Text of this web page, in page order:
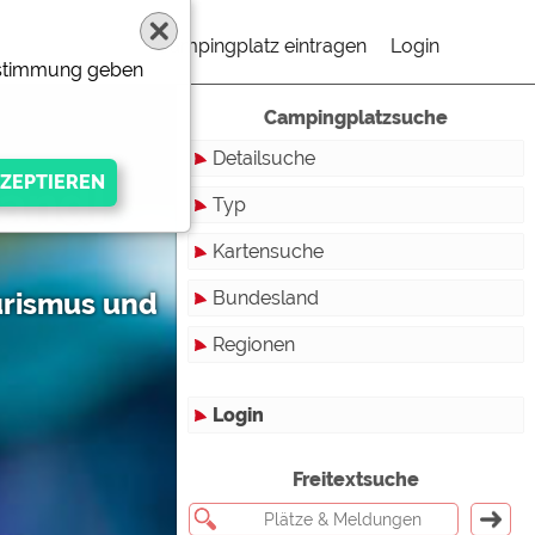
Campingplatz eintragen Login
und
Campingplatzsuche
Detailsuche
Typ
Touristikstellplätze
Dauerstellplätze
Reisemobilstellplätze
Bungalows
Kartensuche
Bundesland
Baden-Württemberg
Brandenburg
Regionen
Login
Freitextsuche
geben
Anbieters